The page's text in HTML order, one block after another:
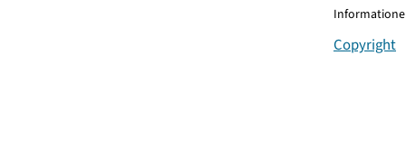
Copyright